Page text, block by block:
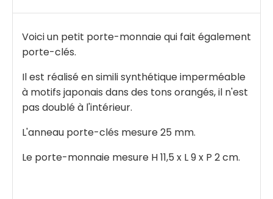
Voici un petit porte-monnaie qui fait également
porte-clés.
Il est réalisé en simili synthétique imperméable
à motifs japonais dans des tons orangés, il n'est
pas doublé à l'intérieur.
L'anneau porte-clés mesure 25 mm.
Le porte-monnaie mesure H 11,5 x L 9 x P 2 cm.